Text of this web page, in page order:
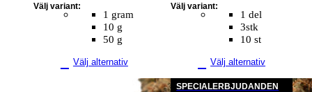
1 gram
10 g
50 g
Välj variant:
Välj alternativ
1 del
3stk
10 st
Välj variant:
Välj alternativ
SPECIALERBJUDANDEN